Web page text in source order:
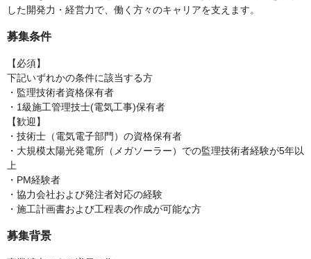
した開発力・経営力で、働く方々のキャリアを支えます。
募集条件
【必須】
下記いずれかの条件に該当する方
・監理技術者資格保有者
・1級施工管理技士(電気工事)保有者
【歓迎】
・技術士（電気電子部門）の資格保有者
・大規模太陽光発電所（メガソーラー）での監理技術者経験が5年以
上
・PM経験者
・協力会社および発注者対応の経験
・施工計画書および工程表の作成が可能な方
募集背景